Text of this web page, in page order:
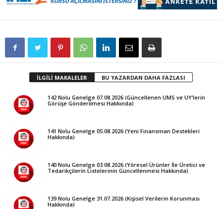
İLGİLİ MAKALELER BU YAZARDAN DAHA FAZLASI
142 Nolu Genelge 07.08.2026 (Güncellenen UMS ve UY’lerin
Görüşe Gönderilmesi Hakkında)
141 Nolu Genelge 05.08.2026 (Yeni Finansman Destekleri
Hakkında)
140 Nolu Genelge 03.08.2026 (Yöresel Ürünler İle Üretici ve
Tedarikçilerin Listelerinin Güncellenmesi Hakkında)
139 Nolu Genelge 31.07.2026 (Kişisel Verilerin Korunması
Hakkında)